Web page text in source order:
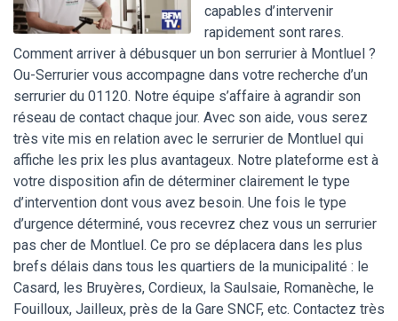
capables d’intervenir
rapidement sont rares.
Comment arriver à débusquer un bon serrurier à Montluel ?
Ou-Serrurier vous accompagne dans votre recherche d’un
serrurier du 01120. Notre équipe s’affaire à agrandir son
réseau de contact chaque jour. Avec son aide, vous serez
très vite mis en relation avec le serrurier de Montluel qui
affiche les prix les plus avantageux. Notre plateforme est à
votre disposition afin de déterminer clairement le type
d’intervention dont vous avez besoin. Une fois le type
d’urgence déterminé, vous recevrez chez vous un serrurier
pas cher de Montluel. Ce pro se déplacera dans les plus
brefs délais dans tous les quartiers de la municipalité : le
Casard, les Bruyères, Cordieux, la Saulsaie, Romanèche, le
Fouilloux, Jailleux, près de la Gare SNCF, etc. Contactez très